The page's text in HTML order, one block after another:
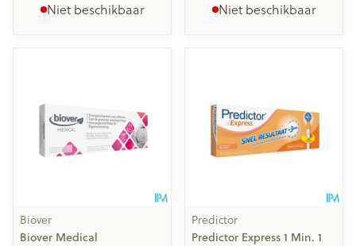
Niet beschikbaar Niet beschikbaar
Biover
Biover Medical
Predictor
Predictor Express 1 Min. 1